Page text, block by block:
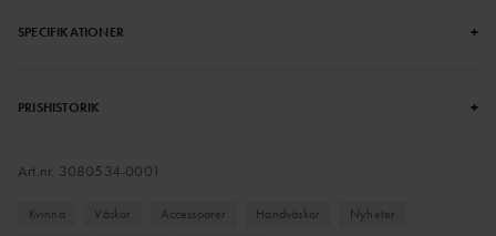
SPECIFIKATIONER +
PRISHISTORIK +
Art.nr. 3080534-0001
Kvinna Väskor Accessoarer Handväskor
Nyheter